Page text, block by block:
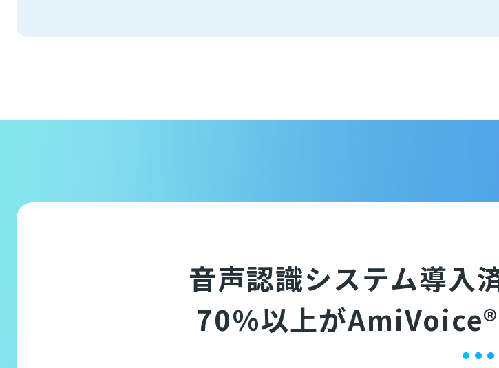
音声認識システム導入
70％以上が